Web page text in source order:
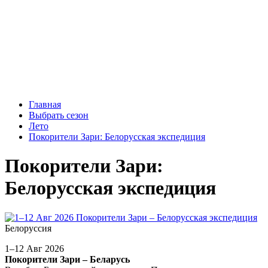
Главная
Выбрать сезон
Лето
Покорители Зари: Белорусская экспедиция
Покорители Зари:
Белорусская экспедиция
Белоруссия
1–12 Авг 2026
Покорители Зари – Беларусь